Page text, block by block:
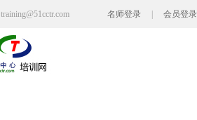
training@51cctr.com 名师登录 会员登录